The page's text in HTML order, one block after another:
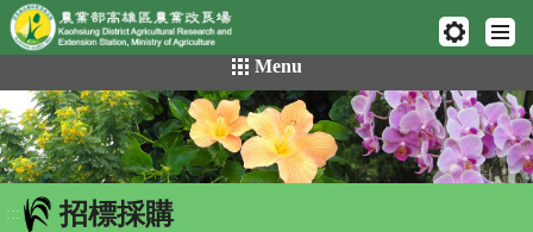
網頁置頂
到
主
要
內
容
區
Menu
::: 招標採購